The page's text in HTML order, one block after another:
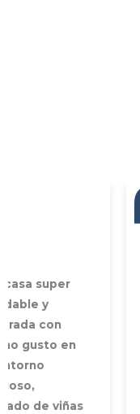
Local
extremamente
agradável, quer a
casa, cheia de
requinte e
quinta... cheia de